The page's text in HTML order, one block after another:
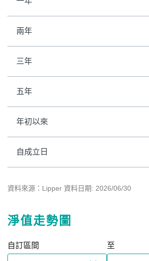
兩年
三年
五年
年初以來
自成立日
資料來源：Lipper 資料日期: 2026/06/30
淨值走勢圖
自訂區間 至